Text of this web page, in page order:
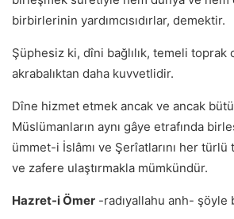
birbirlerinin yardımcısıdırlar, demektir.
Şüphesiz ki, dîni bağlılık, temeli toprak
akrabalıktan daha kuvvetlidir.
Dîne hizmet etmek ancak ve ancak
Müslümanların aynı gâye etrafında
ümmet-i İslâmı ve Şerîatlarını her
ve zafere ulaştırmakla mümkündür.
Hazret-i Ömer -radıyallahu anh- şöyle